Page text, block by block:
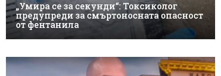
„Умира се за секунди“: Токсиколог
предупреди за смъртоносната опасност
от фентанила